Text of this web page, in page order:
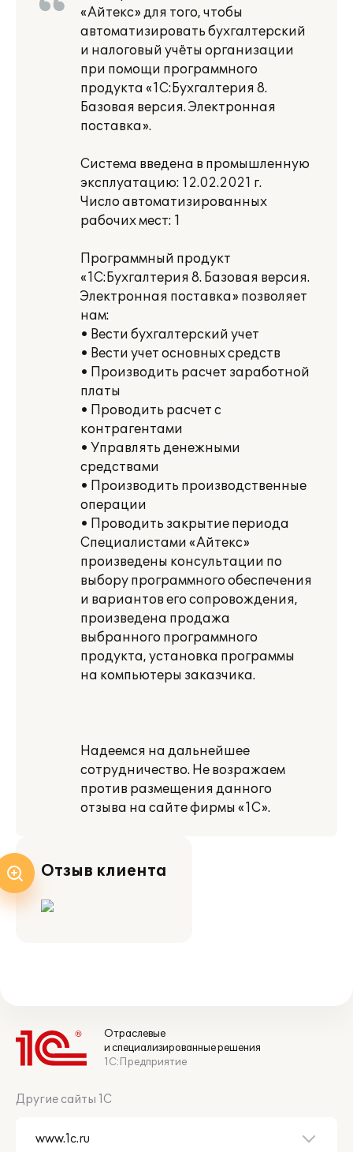
«Айтекс» для того, чтобы
автоматизировать бухгалтерский
и налоговый учёты организации
при помощи программного
продукта «1C:Бухгалтерия 8.
Базовая версия. Электронная
поставка».
Система введена в промышленную
эксплуатацию: 12.02.2021 г.
Число автоматизированных
рабочих мест: 1
Программный продукт
«1C:Бухгалтерия 8. Базовая версия.
Электронная поставка» позволяет
нам:
• Вести бухгалтерский учет
• Вести учет основных средств
• Производить расчет заработной
платы
• Проводить расчет с
контрагентами
• Управлять денежными
средствами
• Производить производственные
операции
• Проводить закрытие периода
Специалистами «Айтекс»
произведены консультации по
выбору программного обеспечения
и вариантов его сопровождения,
произведена продажа
выбранного программного
продукта, установка программы
на компьютеры заказчика.
Надеемся на дальнейшее
сотрудничество. Не возражаем
против размещения данного
отзыва на сайте фирмы «1С».
Отзыв клиента
Отраслевые
и специализированные решения
1С:Предприятие
Другие сайты 1С